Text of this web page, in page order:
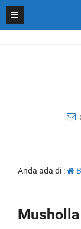
Anda ada di :